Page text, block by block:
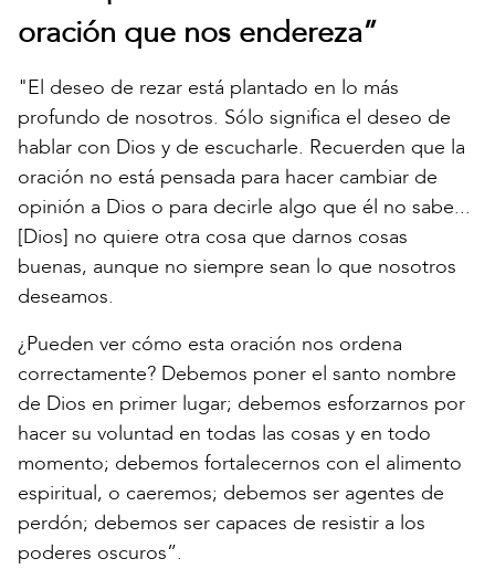
oración que nos endereza”
"El deseo de rezar está plantado en lo más
profundo de nosotros. Sólo significa el deseo de
hablar con Dios y de escucharle. Recuerden que la
oración no está pensada para hacer cambiar de
opinión a Dios o para decirle algo que él no sabe...
[Dios] no quiere otra cosa que darnos cosas
buenas, aunque no siempre sean lo que nosotros
deseamos.
¿Pueden ver cómo esta oración nos ordena
correctamente? Debemos poner el santo nombre
de Dios en primer lugar; debemos esforzarnos por
hacer su voluntad en todas las cosas y en todo
momento; debemos fortalecernos con el alimento
espiritual, o caeremos; debemos ser agentes de
perdón; debemos ser capaces de resistir a los
poderes oscuros”.